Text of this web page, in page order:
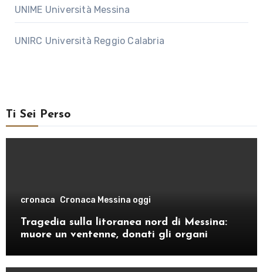
UNIME Università Messina
UNIRC Università Reggio Calabria
Ti Sei Perso
cronaca Cronaca Messina oggi
Tragedia sulla litoranea nord di Messina:
muore un ventenne, donati gli organi